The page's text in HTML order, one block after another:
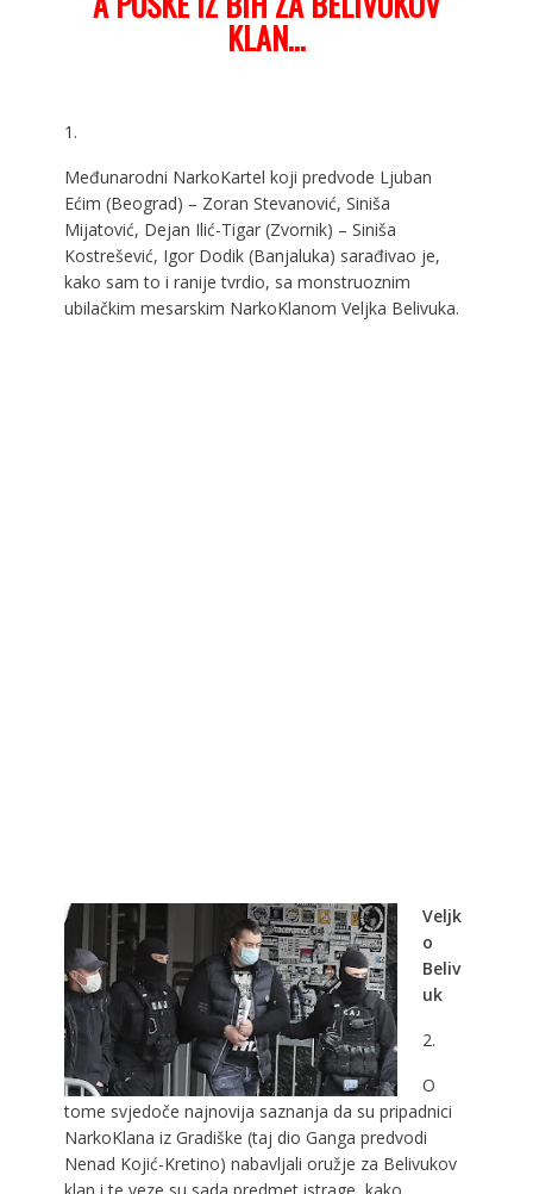
KLAN…
1.
Međunarodni NarkoKartel koji predvode Ljuban
Ećim (Beograd) – Zoran Stevanović, Siniša
Mijatović, Dejan Ilić-Tigar (Zvornik) – Siniša
Kostrešević, Igor Dodik (Banjaluka) sarađivao je,
kako sam to i ranije tvrdio, sa monstruoznim
ubilačkim mesarskim NarkoKlanom Veljka Belivuka.
Veljk
o
Beliv
uk
2.
O
tome svjedoče najnovija saznanja da su pripadnici
NarkoKlana iz Gradiške (taj dio Ganga predvodi
Nenad Kojić-Kretino) nabavljali oružje za Belivukov
klan i te veze su sada predmet istrage, kako